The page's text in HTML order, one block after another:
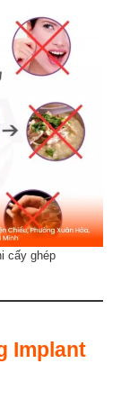
cấy ghép
Implant